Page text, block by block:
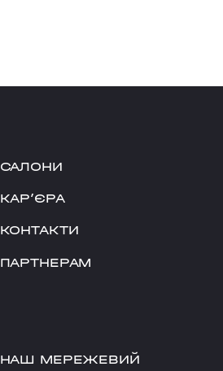
САЛОНИ
КАРʼЄРА
КОНТАКТИ
ПАРТНЕРАМ
НАШ МЕРЕЖЕВИЙ